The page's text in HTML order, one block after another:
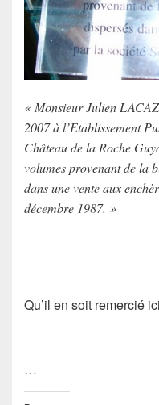
« Monsieur Julien
2007 à l’Etablissement
Château de la Roche
volumes provenant de la
dans une vente aux
décembre 1987. »
Qu’il en soit remercié
…